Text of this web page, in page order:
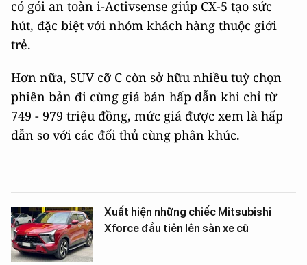
có gói an toàn i-Activsense giúp CX-5 tạo sức
hút, đặc biệt với nhóm khách hàng thuộc giới
trẻ.
Hơn nữa, SUV cỡ C còn sở hữu nhiều tuỳ chọn
phiên bản đi cùng giá bán hấp dẫn khi chỉ từ
749 - 979 triệu đồng, mức giá được xem là hấp
dẫn so với các đối thủ cùng phân khúc.
Xuất hiện những chiếc Mitsubishi
Xforce đầu tiên lên sàn xe cũ